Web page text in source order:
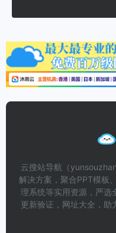
云搜站导航（
解决方案，聚合PPT模板
理系统等实用资源，严选
更新验证，网址大全，助